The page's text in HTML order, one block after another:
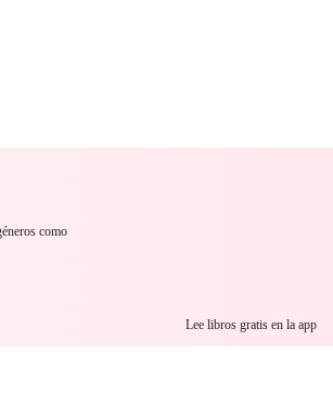
como
Lee libros gratis en la app